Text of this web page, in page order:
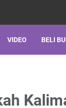
VIDEO BELI